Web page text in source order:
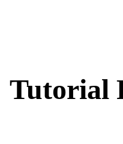
Tutorial